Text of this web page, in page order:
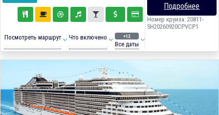
Посмотреть маршрут Что включено +12
Все даты
Подробнее
Номер круиза: 20811-
SH20260920CPVCP1